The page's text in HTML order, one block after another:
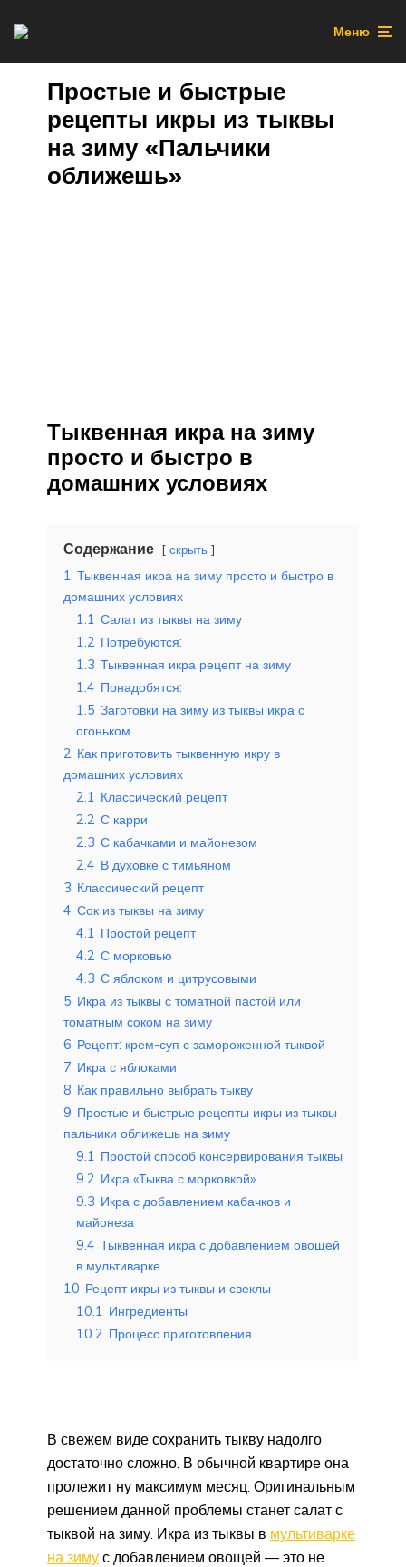
Меню
Простые и быстрые
рецепты икры из тыквы
на зиму «Пальчики
оближешь»
Тыквенная икра на зиму
просто и быстро в
домашних условиях
Содержание скрыть
1 Тыквенная икра на зиму просто и быстро в
домашних условиях
1.1 Салат из тыквы на зиму
1.2 Потребуются:
1.3 Тыквенная икра рецепт на зиму
1.4 Понадобятся:
1.5 Заготовки на зиму из тыквы икра с
огоньком
2 Как приготовить тыквенную икру в
домашних условиях
2.1 Классический рецепт
2.2 С карри
2.3 С кабачками и майонезом
2.4 В духовке с тимьяном
3 Классический рецепт
4 Сок из тыквы на зиму
4.1 Простой рецепт
4.2 С морковью
4.3 С яблоком и цитрусовыми
5 Икра из тыквы с томатной пастой или
томатным соком на зиму
6 Рецепт: крем-суп с замороженной тыквой
7 Икра с яблоками
8 Как правильно выбрать тыкву
9 Простые и быстрые рецепты икры из тыквы
пальчики оближешь на зиму
9.1 Простой способ консервирования тыквы
9.2 Икра «Тыква с морковкой»
9.3 Икра с добавлением кабачков и
майонеза
9.4 Тыквенная икра с добавлением овощей
в мультиварке
10 Рецепт икры из тыквы и свеклы
10.1 Ингредиенты
10.2 Процесс приготовления
В свежем виде сохранить тыкву надолго
достаточно сложно. В обычной квартире она
пролежит ну максимум месяц. Оригинальным
решением данной проблемы станет салат с
тыквой на зиму. Икра из тыквы в мультиварке
на зиму с добавлением овощей — это не